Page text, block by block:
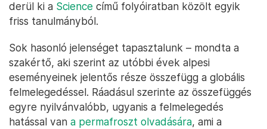
derül ki a Science című folyóiratban közölt egyik
friss tanulmányból.
Sok hasonló jelenséget tapasztalunk – mondta a
szakértő, aki szerint az utóbbi évek alpesi
eseményeinek jelentős része összefügg a globális
felmelegedéssel. Ráadásul szerinte az összefüggés
egyre nyilvánvalóbb, ugyanis a felmelegedés
hatással van a permafroszt olvadására, ami a